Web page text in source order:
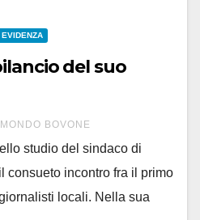
EVIDENZA
del suo
Rosso
BOVONE
studio del sindaco di
consueto incontro fra il primo
locali. Nella sua